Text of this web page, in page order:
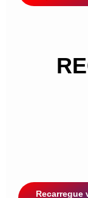
Recarregue